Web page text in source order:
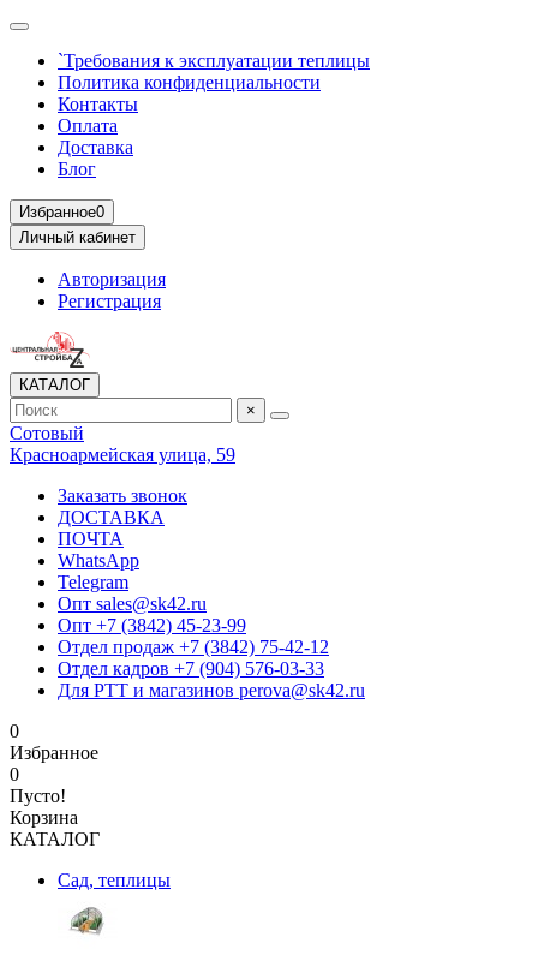
`Требования к эксплуатации теплицы
Политика конфиденциальности
Контакты
Оплата
Доставка
Блог
Избранное0
Личный кабинет
Авторизация
Регистрация
КАТАЛОГ
×
Сотовый
Красноармейская улица, 59
Заказать звонок
ДОСТАВКА
ПОЧТА
WhatsApp
Telegram
Опт sales@sk42.ru
Опт +7 (3842) 45-23-99
Отдел продаж +7 (3842) 75-42-12
Отдел кадров +7 (904) 576-03-33
Для РТТ и магазинов perova@sk42.ru
0
Избранное
0
Пусто!
Корзина
КАТАЛОГ
Сад, теплицы